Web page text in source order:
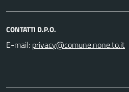
CONTATTI D.P.O.
E-mail: